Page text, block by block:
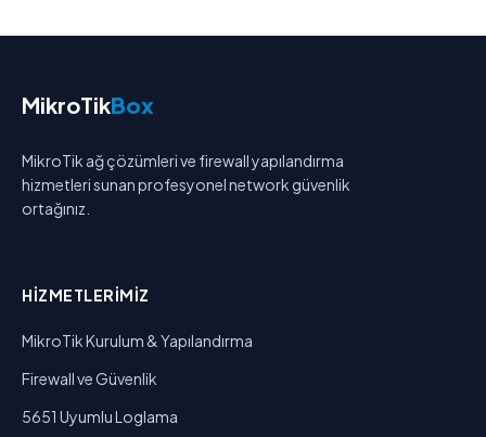
MikroTikBox
MikroTik ağ çözümleri ve firewall yapılandırma
hizmetleri sunan profesyonel network güvenlik
ortağınız.
HIZMETLERIMIZ
MikroTik Kurulum & Yapılandırma
Firewall ve Güvenlik
5651 Uyumlu Loglama